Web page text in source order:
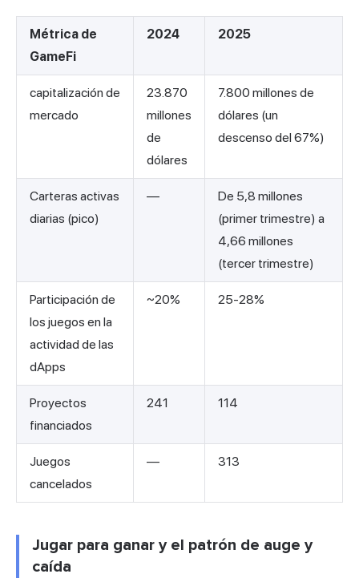
Métrica de
GameFi
2024 2025
capitalización de
mercado
23.870
millones
de
dólares
7.800 millones de
dólares (un
descenso del 67%)
Carteras activas
diarias (pico)
—
De 5,8 millones
(primer trimestre) a
4,66 millones
(tercer trimestre)
Participación de
los juegos en la
actividad de las
dApps
~20% 25-28%
Proyectos
financiados
241 114
Juegos
cancelados
— 313
Jugar para ganar y el patrón de auge y
caída